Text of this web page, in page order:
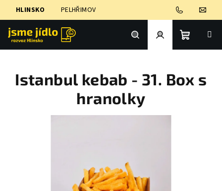
HLINSKO PELHŘIMOV
Hledat PřihlášeníNákupní
košík
Istanbul kebab - 31. Box s
hranolky